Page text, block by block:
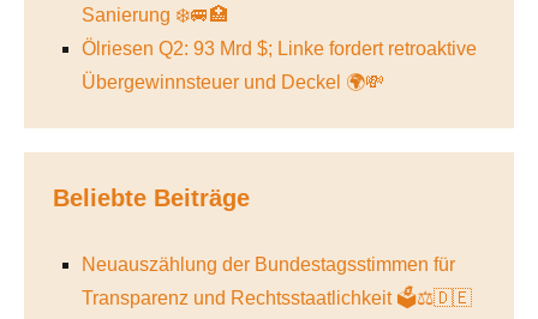
Sanierung ❄️🚐🏥
Ölriesen Q2: 93 Mrd $; Linke fordert retroaktive
Übergewinnsteuer und Deckel 🌍💸
Beliebte Beiträge
Neuauszählung der Bundestagsstimmen für
Transparenz und Rechtsstaatlichkeit 🗳️⚖️🇩🇪